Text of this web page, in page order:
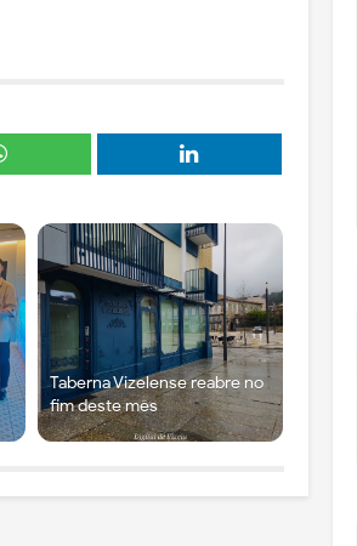
Taberna Vizelense reabre no
fim deste mês